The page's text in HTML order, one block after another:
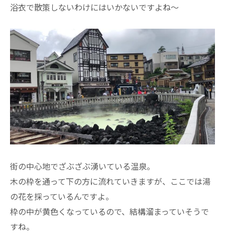
浴衣で散策しないわけにはいかないですよね～
街の中心地でざぶざぶ湧いている温泉。
木の枠を通って下の方に流れていきますが、ここでは湯
の花を採っているんですよ。
枠の中が黄色くなっているので、結構溜まっていそうで
すね。